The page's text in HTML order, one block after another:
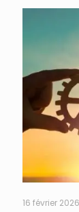
16 février 2026